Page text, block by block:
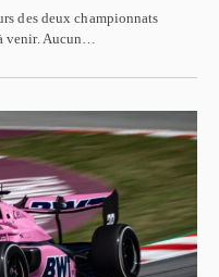
des deux championnats
venir. Aucun…